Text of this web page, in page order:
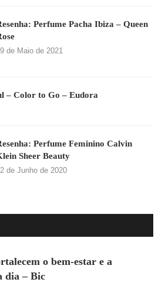
Perfume Pacha Ibiza – Queen
de Maio de 2021
– Color to Go – Eudora
Perfume Feminino Calvin
Sheer Beauty
de Junho de 2020
o bem-estar e a
dia – Bic